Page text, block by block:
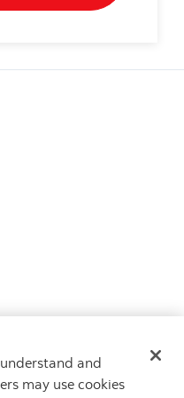
and
may use cookies